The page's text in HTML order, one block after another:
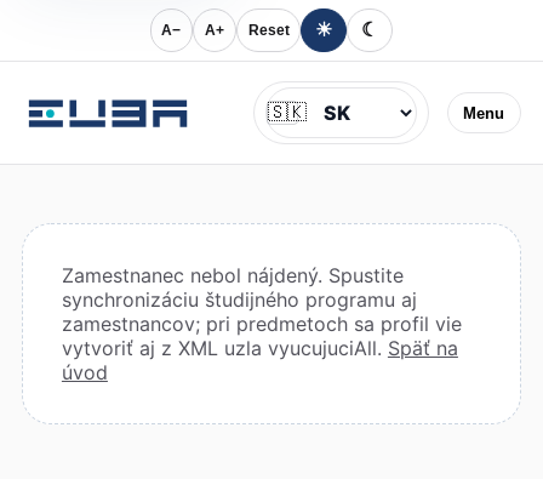
A− A+ Reset ☀ ☾
Menu
Jazyk
🇸🇰
Zamestnanec nebol nájdený. Spustite
synchronizáciu študijného programu aj
zamestnancov; pri predmetoch sa profil vie
vytvoriť aj z XML uzla vyucujuciAll. Späť na
úvod